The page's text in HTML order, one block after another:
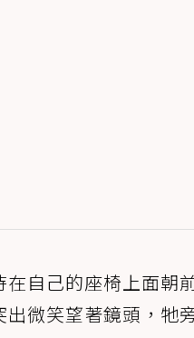
自己的座椅上面朝
微笑望著鏡頭，牠